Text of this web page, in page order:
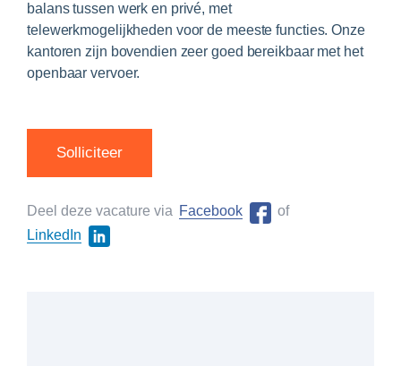
balans tussen werk en privé, met
telewerkmogelijkheden voor de meeste functies. Onze
kantoren zijn bovendien zeer goed bereikbaar met het
openbaar vervoer.
Solliciteer
Deel deze vacature via Facebook
of
LinkedIn